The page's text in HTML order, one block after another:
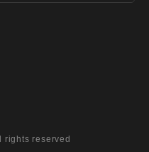
rights reserved